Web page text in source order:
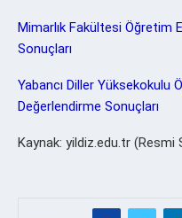
Mimarlık Fakültesi Öğretim
Sonuçları
Yabancı Diller Yüksekokulu
Değerlendirme Sonuçları
Kaynak: yildiz.edu.tr (Resmi